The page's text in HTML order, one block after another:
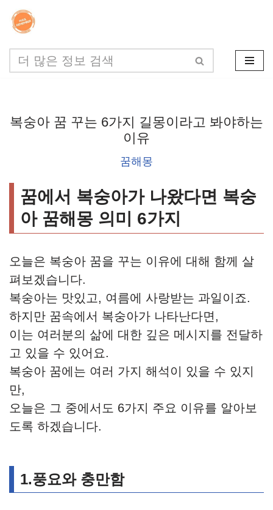
콘
텐
츠
너
복숭아 꿈 꾸는 6가지 길몽이라고 봐야하는
이유
꿈해몽
꿈에서 복숭아가 나왔다면 복숭
아 꿈해몽 의미 6가지
오늘은 복숭아 꿈을 꾸는 이유에 대해 함께 살
펴보겠습니다.
복숭아는 맛있고, 여름에 사랑받는 과일이죠.
하지만 꿈속에서 복숭아가 나타난다면,
이는 여러분의 삶에 대한 깊은 메시지를 전달하
고 있을 수 있어요.
복숭아 꿈에는 여러 가지 해석이 있을 수 있지
만,
오늘은 그 중에서도 6가지 주요 이유를 알아보
도록 하겠습니다.
1.풍요와 충만함